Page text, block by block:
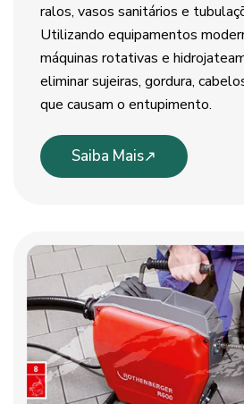
ralos, vasos sanitários e
Utilizando equipamentos
máquinas rotativas e
eliminar sujeiras, gordura,
que causam o entupimento.
Saiba Mais